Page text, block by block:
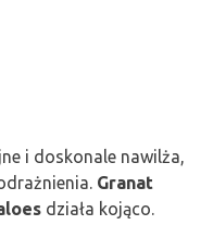
i doskonale nawilża,
Granat
działa kojąco.